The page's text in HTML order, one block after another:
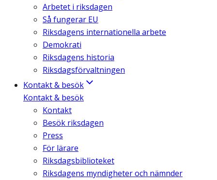
Arbetet i riksdagen
Så fungerar EU
Riksdagens internationella arbete
Demokrati
Riksdagens historia
Riksdagsförvaltningen
Kontakt & besök
Kontakt & besök
Kontakt
Besök riksdagen
Press
För lärare
Riksdagsbiblioteket
Riksdagens myndigheter och nämnder